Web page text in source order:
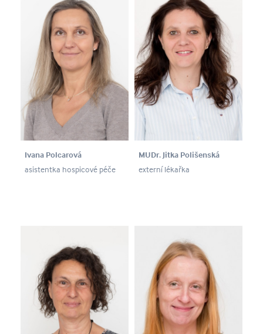
Ivana Polcarová
asistentka hospicové péče
MUDr. Jitka Polišenská
externí lékařka